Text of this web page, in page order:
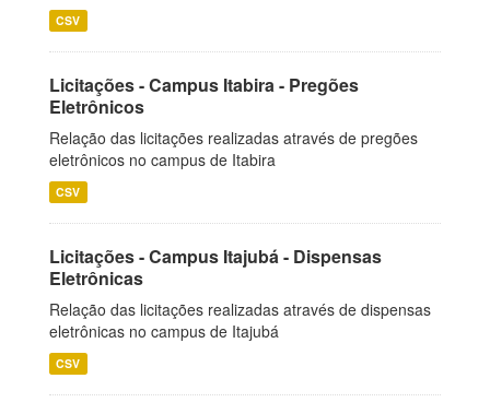
CSV
Licitações - Campus Itabira - Pregões
Eletrônicos
Relação das licitações realizadas através de pregões
eletrônicos no campus de Itabira
CSV
Licitações - Campus Itajubá - Dispensas
Eletrônicas
Relação das licitações realizadas através de dispensas
eletrônicas no campus de Itajubá
CSV